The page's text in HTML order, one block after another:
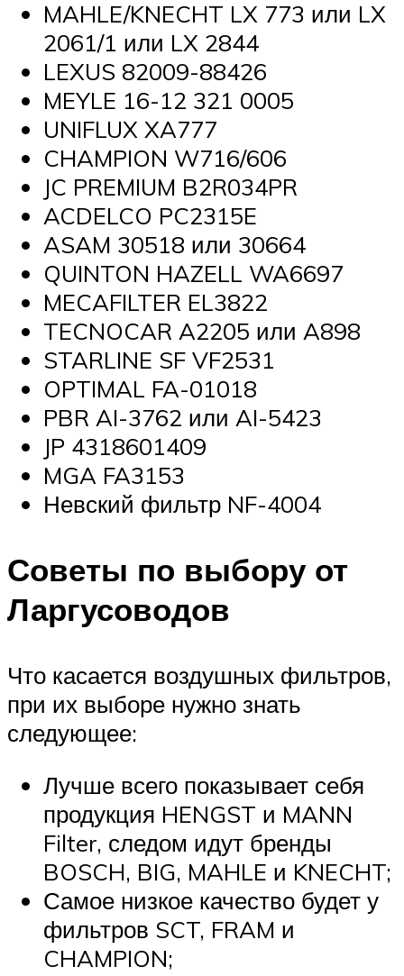
MAHLE/KNECHT LX 773 или LX
2061/1 или LX 2844
LEXUS 82009-88426
MEYLE 16-12 321 0005
UNIFLUX XA777
CHAMPION W716/606
JC PREMIUM B2R034PR
ACDELCO PC2315E
ASAM 30518 или 30664
QUINTON HAZELL WA6697
MECAFILTER EL3822
TECNOCAR A2205 или A898
STARLINE SF VF2531
OPTIMAL FA-01018
PBR AI-3762 или AI-5423
JP 4318601409
MGA FA3153
Невский фильтр NF-4004
Советы по выбору от
Ларгусоводов
Что касается воздушных фильтров,
при их выборе нужно знать
следующее:
Лучше всего показывает себя
продукция HENGST и MANN
Filter, следом идут бренды
BOSCH, BIG, MAHLE и KNECHT;
Самое низкое качество будет у
фильтров SCT, FRAM и
CHAMPION;